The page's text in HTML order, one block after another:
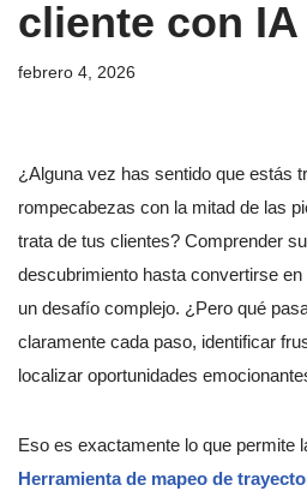
cliente con IA
febrero 4, 2026
¿Alguna vez has sentido que estás
rompecabezas con la mitad de las
trata de tus clientes? Comprender
descubrimiento hasta convertirse
un desafío complejo. ¿Pero qué
claramente cada paso, identificar
localizar oportunidades
Eso es exactamente lo que permite
Herramienta de mapeo de